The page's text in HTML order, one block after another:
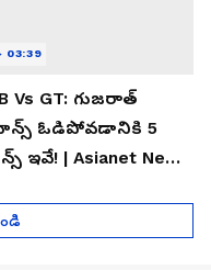
Vs GT: గుజరాత్
ఓడిపోవడానికి 5
ఇవే! | Asianet News
03:39